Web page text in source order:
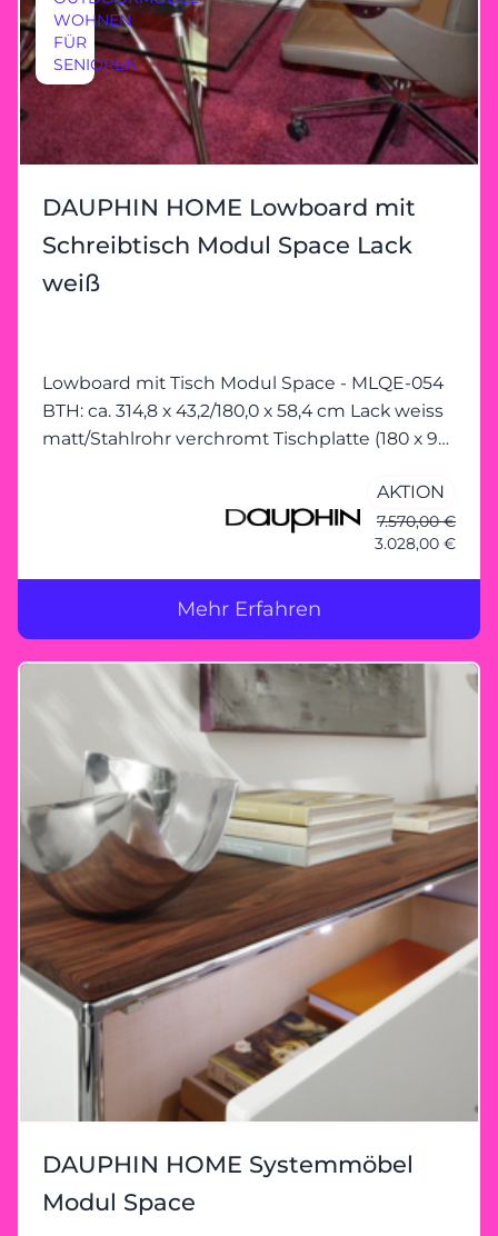
WOHNEN
FÜR
SENIOREN
DAUPHIN HOME Lowboard mit
Schreibtisch Modul Space Lack
weiß
Lowboard mit Tisch Modul Space - MLQE-054
BTH: ca. 314,8 x 43,2/180,0 x 58,4 cm Lack weiss
matt/Stahlrohr verchromt Tischplatte (180 x 90
AKTION
7.570,00 €
3.028,00 €
Mehr Erfahren
DAUPHIN HOME Systemmöbel
Modul Space